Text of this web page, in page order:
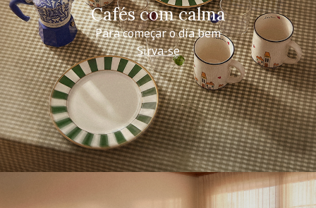
Cafés com calma
Para começar o dia bem
Sirva-se